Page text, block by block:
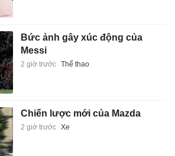
Bức ảnh gây xúc động của
Messi
2 giờ trước Thể thao
Chiến lược mới của Mazda
2 giờ trước Xe